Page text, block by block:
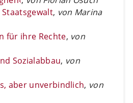
, von Marina
für ihre Rechte, von
Sozialabbau, von
aber unverbindlich, von